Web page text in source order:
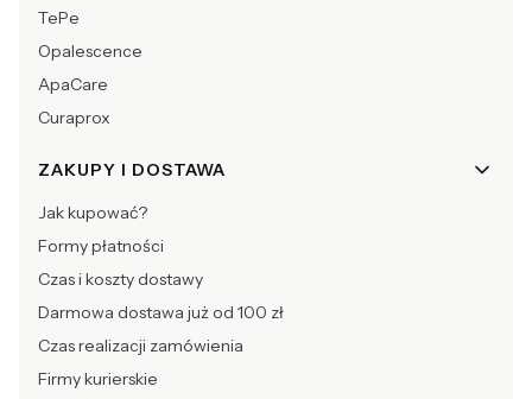
TePe
Opalescence
ApaCare
Curaprox
ZAKUPY I DOSTAWA
Jak kupować?
Formy płatności
Czas i koszty dostawy
Darmowa dostawa już od 100 zł
Czas realizacji zamówienia
Firmy kurierskie